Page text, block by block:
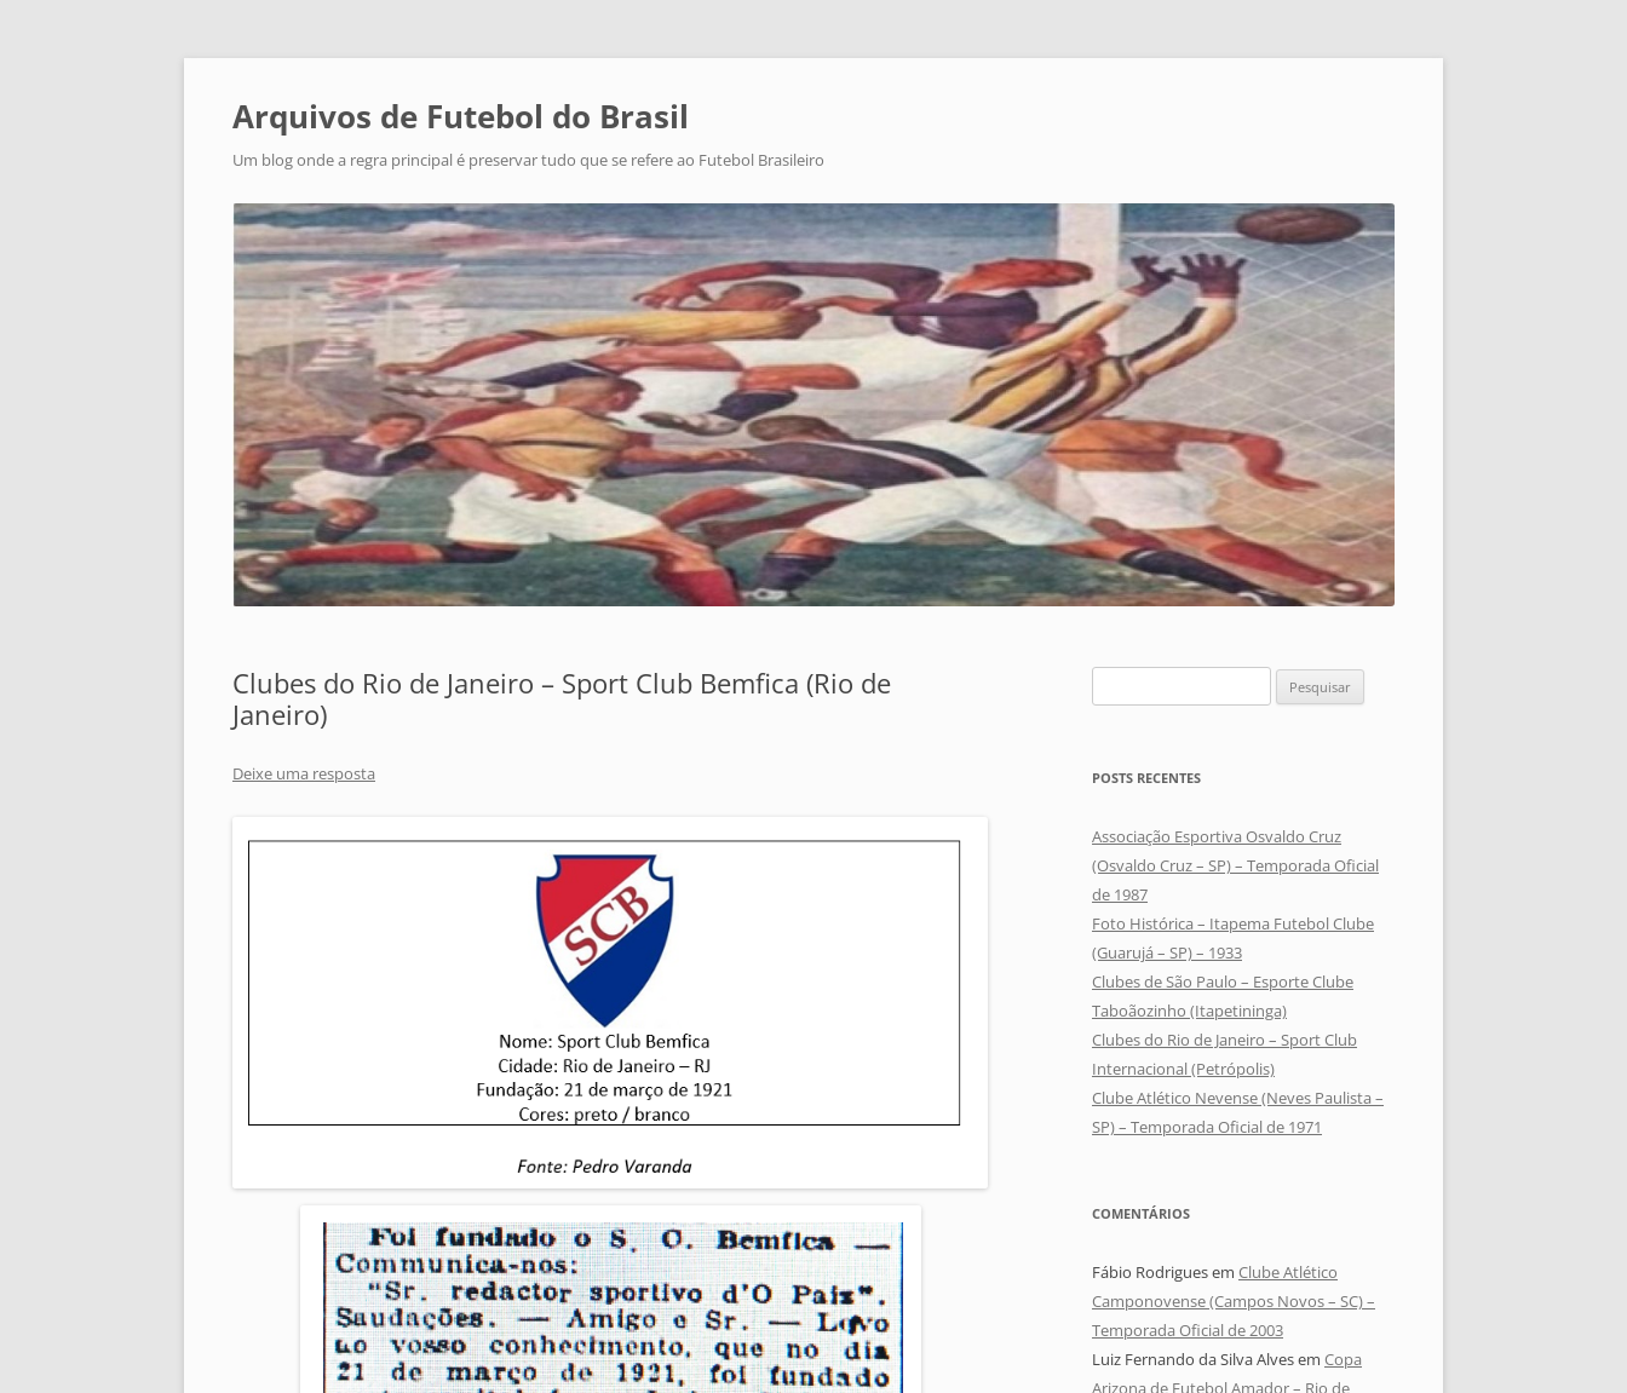
Arquivos de Futebol do Brasil
Um blog onde a regra principal é preservar tudo que se refere ao Futebol Brasileiro
Clubes do Rio de Janeiro – Sport Club Bemfica (Rio de
Janeiro)
Deixe uma resposta
por:
POSTS RECENTES
Associação Esportiva Osvaldo Cruz
(Osvaldo Cruz – SP) – Temporada Oficial
de 1987
Foto Histórica – Itapema Futebol Clube
(Guarujá – SP) – 1933
Clubes de São Paulo – Esporte Clube
Taboãozinho (Itapetininga)
Clubes do Rio de Janeiro – Sport Club
Internacional (Petrópolis)
Clube Atlético Nevense (Neves Paulista –
SP) – Temporada Oficial de 1971
COMENTÁRIOS
Fábio Rodriguesem Clube Atlético
Camponovense (Campos Novos – SC) –
Temporada Oficial de 2003
Luiz Fernando da Silva Alvesem Copa
Arizona de Futebol Amador – Rio de